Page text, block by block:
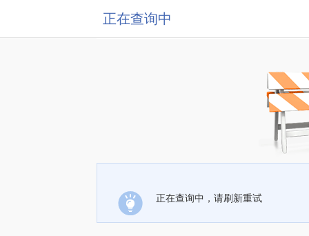
正在查询中
正在查询中，请刷新重试